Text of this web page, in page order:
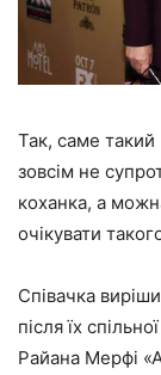
Так, саме
зовсім не
коханка, а
очікувати
Співачка
після їх
Райана Мерфі